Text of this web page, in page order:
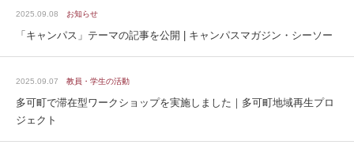
2025.09.08 お知らせ
「キャンパス」テーマの記事を公開 | キャンパスマガジン・シーソー
2025.09.07 教員・学生の活動
多可町で滞在型ワークショップを実施しました｜多可町地域再生プロ
ジェクト